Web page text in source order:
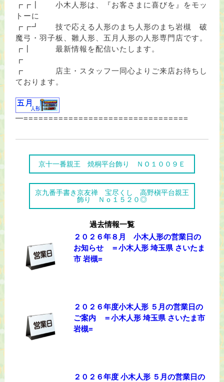
┏┏┃ 小木人形は、『お客さまに喜びを』をモッ
トーに
┏┏┛ 技で応える人形のまち人形のまち岩槻 破
魔弓・羽子板、雛人形、五月人形の人形専門店です。
┏┃ 最新情報を配信いたします。
┏
┏ 店主・スタッフ一同心よりご来店お待ちし
ております。
━=================================
京十一番親王 焼桐平台飾り ＮＯ１００９Ｅ
京九番手書き京友禅 宝尽くし 高野槇平台親王
飾り Ｎｏ１５２０◎
過去情報一覧
２０２６年８月 小木人形の営業日の
お知らせ ＝小木人形 埼玉県 さいたま
市 岩槻=
２０２６年度小木人形 ５月の営業日の
ご案内 ＝小木人形 埼玉県 さいたま市
岩槻=
２０２６年度 小木人形 ５月の営業日の